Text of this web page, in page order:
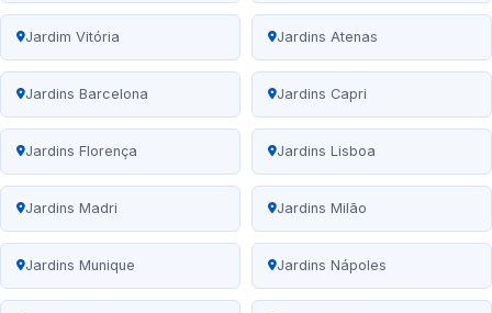
Jardim Vitória Jardins Atenas
Jardins Barcelona Jardins Capri
Jardins Florença Jardins Lisboa
Jardins Madri Jardins Milão
Jardins Munique Jardins Nápoles